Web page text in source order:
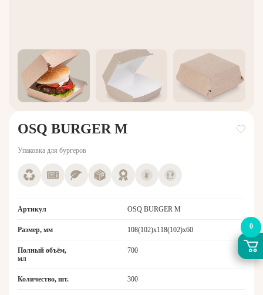
OSQ BURGER M
Упаковка для бургеров
Артикул OSQ BURGER M
Размер, мм 108(102)x118(102)х60
Полный объём,
мл
700
Количество, шт. 300
0